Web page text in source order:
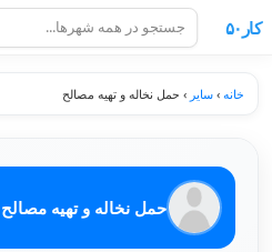
کار۵۰
خانه › سایر › حمل نخاله و تهیه مصالح
حمل نخاله و تهیه مصالح